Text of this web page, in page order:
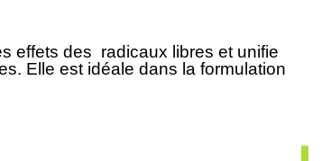
effets des radicaux libres et unifie
Elle est idéale dans la formulation